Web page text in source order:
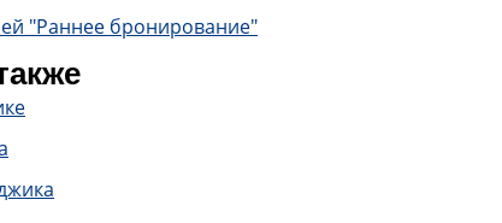
"Раннее бронирование"